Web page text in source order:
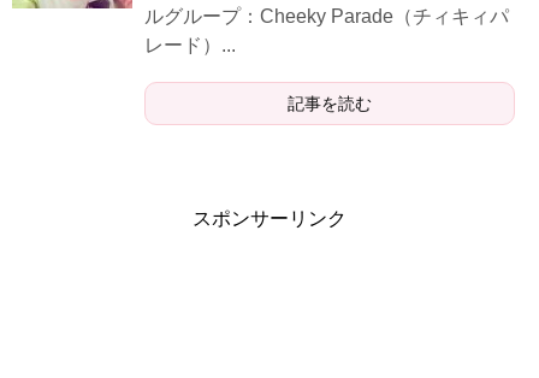
ルグループ：Cheeky Parade（チィキィパ
レード）...
記事を読む
スポンサーリンク